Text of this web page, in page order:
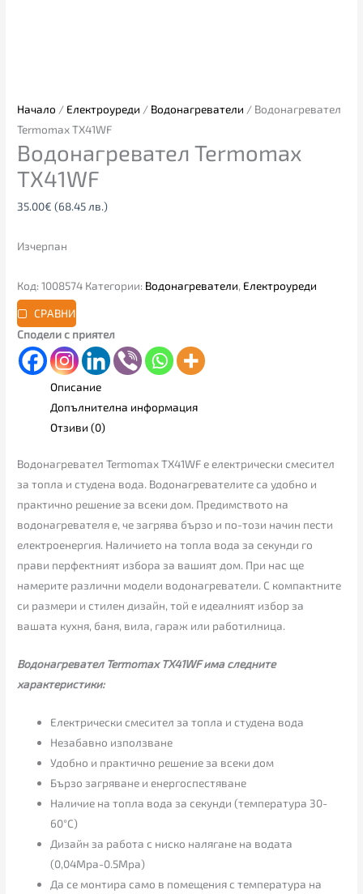
Начало / Електроуреди / Водонагреватели / Водонагревател
Termomax TX41WF
Водонагревател Termomax
TX41WF
35.00€ (68.45 лв.)
Изчерпан
Код:1008574 Категории: Водонагреватели, Електроуреди
СРАВНИ
Сподели с приятел
Описание
Допълнителна информация
Отзиви (0)
Водонагревател Termomax TX41WF е електрически смесител
за топла и студена вода. Водонагревателите са удобно и
практично решение за всеки дом. Предимството на
водонагревателя е, че загрява бързо и по-този начин пести
електроенергия. Наличието на топла вода за секунди го
прави перфектният избора за вашият дом. При нас ще
намерите различни модели водонагреватели. С компактните
си размери и стилен дизайн, той е идеалният избор за
вашата кухня, баня, вила, гараж или работилница.
Водонагревател Termomax TX41WF има следните
характеристики:
Електрически смесител за топла и студена вода
Незабавно използване
Удобно и практично решение за всеки дом
Бързо загряване и енергоспестяване
Наличие на топла вода за секунди (температура 30-
60°C)
Дизайн за работа с ниско налягане на водата
(0,04Mpa-0.5Mpa)
Да се монтира само в помещения с температура на